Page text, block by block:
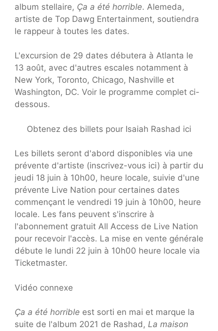
album stellaire, Ça a été horrible. Alemeda,
artiste de Top Dawg Entertainment, soutiendra
le rappeur à toutes les dates.
L'excursion de 29 dates débutera à Atlanta le
13 août, avec d'autres escales notamment à
New York, Toronto, Chicago, Nashville et
Washington, DC. Voir le programme complet ci-
dessous.
Obtenez des billets pour Isaiah Rashad ici
Les billets seront d'abord disponibles via une
prévente d'artiste (inscrivez-vous ici) à partir du
jeudi 18 juin à 10h00, heure locale, suivie d'une
prévente Live Nation pour certaines dates
commençant le vendredi 19 juin à 10h00, heure
locale. Les fans peuvent s'inscrire à
l'abonnement gratuit All Access de Live Nation
pour recevoir l'accès. La mise en vente générale
débute le lundi 22 juin à 10h00 heure locale via
Ticketmaster.
Vidéo connexe
Ça a été horrible est sorti en mai et marque la
suite de l'album 2021 de Rashad, La maison